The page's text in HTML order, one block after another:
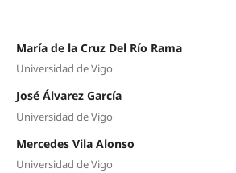
María de la Cruz Del Río Rama
Universidad de Vigo
José Álvarez García
Universidad de Vigo
Mercedes Vila Alonso
Universidad de Vigo